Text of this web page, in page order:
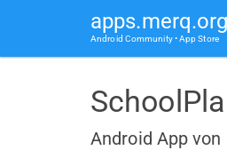
apps.merq.org
Android Community • App Store
Android App von